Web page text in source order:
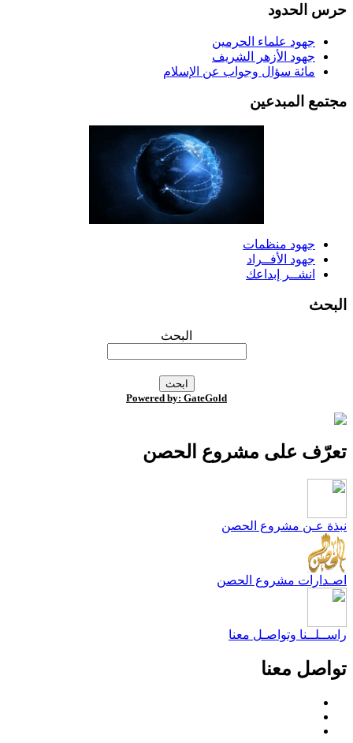
الحدود
جهود علماء الحرمين
جهود الأزهر الشريف
مائة سؤال وجواب عن الإسلام
المبدعين
جهود منظمات
جهود الأفــراد
انشــر إبداعك
البحث
Powered by: GateGold
على مشروع الحصن
عـن مشروع الحصن
مشروع الحصن
وتواصـل معنا
معنا